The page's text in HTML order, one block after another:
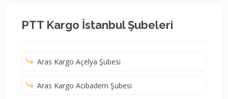
PTT Kargo İstanbul Şubeleri
Aras Kargo Açelya Şubesi
Aras Kargo Acıbadem Şubesi